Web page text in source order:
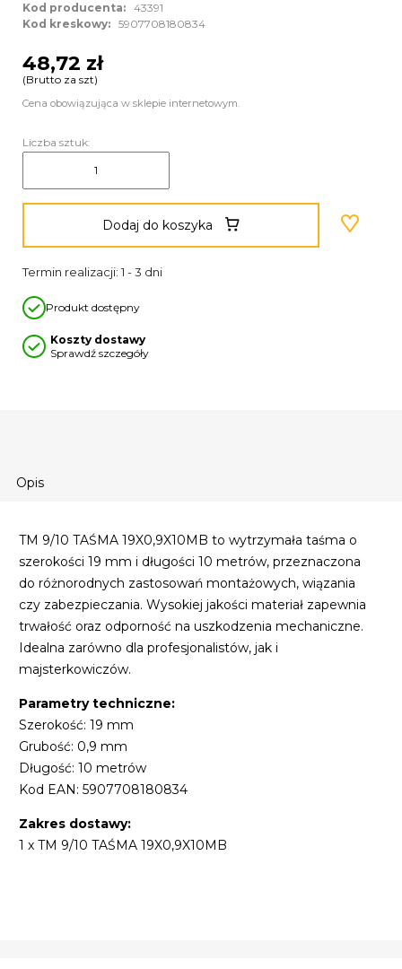
Opis
TM 9/10 TAŚMA 19X0,9X10MB to wytrzymała taśma o
szerokości 19 mm i długości 10 metrów, przeznaczona
do różnorodnych zastosowań montażowych, wiązania
czy zabezpieczania. Wysokiej jakości materiał zapewnia
trwałość oraz odporność na uszkodzenia mechaniczne.
Idealna zarówno dla profesjonalistów, jak i
majsterkowiczów.
Parametry techniczne:
Szerokość: 19 mm
Grubość: 0,9 mm
Długość: 10 metrów
Kod EAN: 5907708180834
Zakres dostawy:
1 x TM 9/10 TAŚMA 19X0,9X10MB
Kod producenta: 43391
Kod kreskowy: 5907708180834
48,72 zł
(Brutto za szt)
Cena obowiązująca w sklepie internetowym.
Liczba sztuk:
Dodaj do koszyka
Termin realizacji: 1 - 3 dni
Produkt dostępny
Koszty dostawy
Sprawdź szczegóły